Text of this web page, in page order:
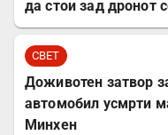
да стои зад дронот
СВЕТ
Доживотен затвор
автомобил усмрти
Минхен